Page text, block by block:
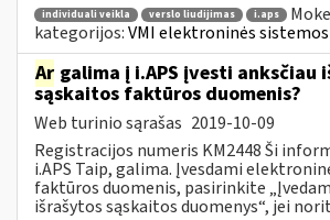
individuali veikla verslo liudijimas i.aps
kategorijos:VMI elektroninės sistemos
Ar galima į i.APS įvesti anksčiau
sąskaitos faktūros duomenis?
Web turinio sąrašas 2019-10-09
Registracijos numeris KM2448 Ši
i.APS Taip, galima. Įvesdami
faktūros duomenis, pasirinkite
išrašytos sąskaitos duomenys“, jei